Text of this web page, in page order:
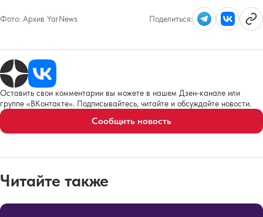
Фото: Архив YarNews Поделиться:
Оставить свои комментарии вы можете в нашем Дзен-канале или
группе «ВКонтакте». Подписывайтесь, читайте и обсуждайте новости.
Сообщить новость
Читайте также